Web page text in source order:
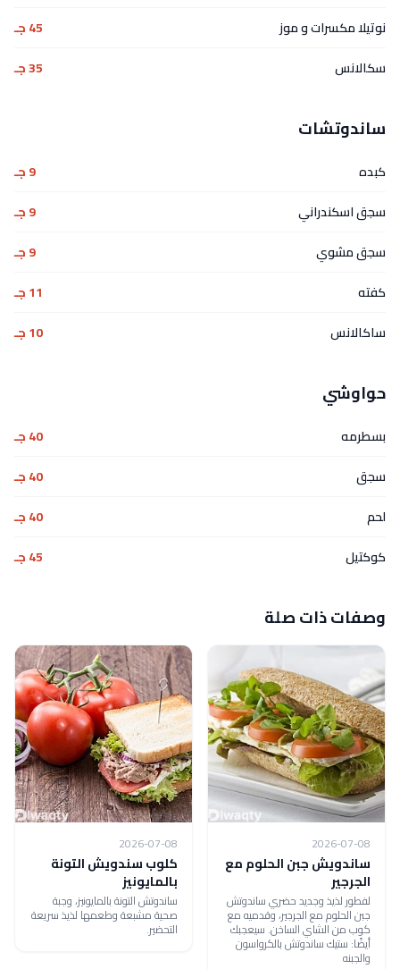
نوتيلا مكسرات و موز
45 جـ
سكالانس
35 جـ
ساندوتشات
كبده
9 جـ
سجق اسكندراني
9 جـ
سجق مشوي
9 جـ
كفته
11 جـ
ساكالانس
10 جـ
حواوشي
بسطرمه
40 جـ
سجق
40 جـ
لحم
40 جـ
كوكتيل
45 جـ
وصفات ذات صلة
2026-07-08
ساندويش جبن الحلوم مع
الجرجير
لفطور لذيذ وجديد حضري ساندوتش
جبن الحلوم مع الجرجير، وقدميه مع
كوب من الشاي الساخن. سيعجبك
أيضًا: ستيك ساندوتش بالكرواسون
والجبنه
2026-07-08
كلوب سندويش التونة
بالمايونيز
ساندوتش التونة بالمايونيز، وجبة
صحية مشبعة وطعمها لذيذ سريعة
التحضير.